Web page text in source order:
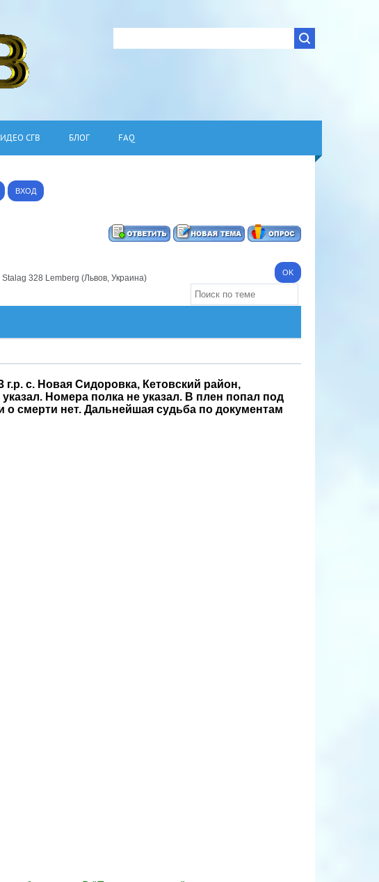
СГВ БЛОГ FAQ
ВХОД
Stalag 328 Lemberg (Львов, Украина)
г.р. с. Новая Сидоровка, Кетовский район,
Номера полка не указал. В плен попал под
о смерти нет. Дальнейшая судьба по документам